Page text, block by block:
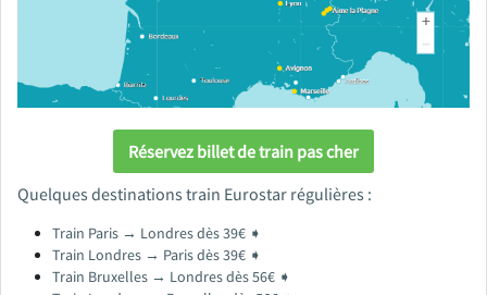
Réservez billet de train pas cher
Quelques destinations train Eurostar régulières :
Train Paris → Londres dès 39€ ➧
Train Londres → Paris dès 39€ ➧
Train Bruxelles → Londres dès 56€ ➧